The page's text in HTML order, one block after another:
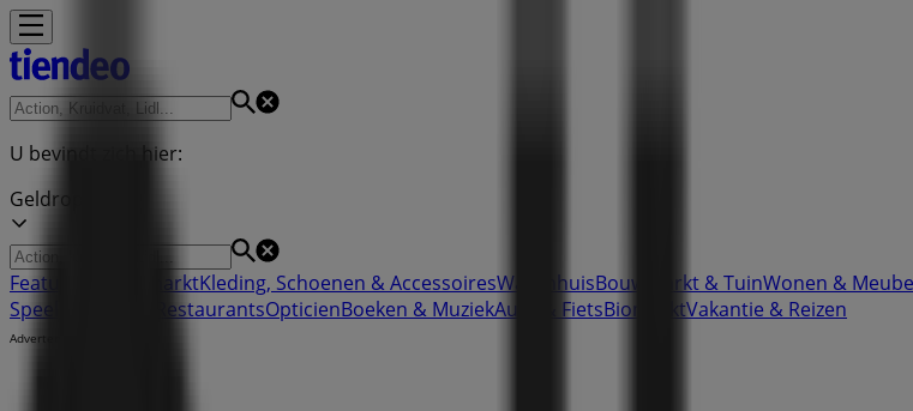
U bevindt zich hier:
Geldrop
Featured SupermarktKleding, Schoenen & AccessoiresWarenhuisBouwmarkt & TuinWonen &
Speelgoed
RestaurantsOpticienBoeken & MuziekAuto & FietsBiomarktVakantie & Reizen
Advertentie